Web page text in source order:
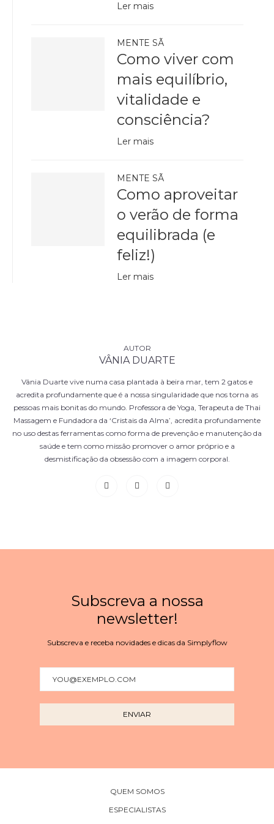
Ler mais
MENTE SÃ
Como viver com
mais equilíbrio,
vitalidade e
consciência?
Ler mais
MENTE SÃ
Como aproveitar
o verão de forma
equilibrada (e
feliz!)
Ler mais
VÂNIA DUARTE
Vânia Duarte vive numa casa plantada à beira mar, tem 2 gatos e
acredita profundamente que é a nossa singularidade que nos torna as
pessoas mais bonitas do mundo. Professora de Yoga, Terapeuta de Thai
Massagem e Fundadora da ‘Cristais da Alma’, acredita profundamente
no uso destas ferramentas como forma de prevenção e manutenção da
saúde e tem como missão promover o amor próprio e a
desmistificação da obsessão com a imagem corporal.
Subscreva a nossa
newsletter!
Subscreva e receba novidades e dicas da Simplyflow
QUEM SOMOS
ESPECIALISTAS